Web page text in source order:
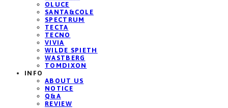
OLUCE
SANTA&COLE
SPECTRUM
TECTA
TECNO
VIVIA
WILDE SPIETH
WASTBERG
TOMDIXON
INFO
ABOUT US
NOTICE
Q&A
REVIEW